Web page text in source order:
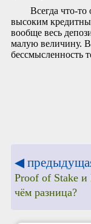
Всегда что-то
высоким
вообще весь
малую величину. В
бессмысленность
◀
Proof of Stake
чём разница?